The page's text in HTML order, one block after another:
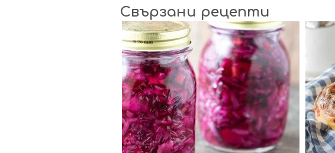
Свързани рецепти
2
20